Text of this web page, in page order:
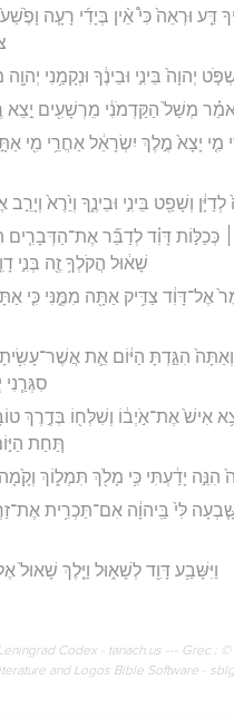
דַּ֤ע וּרְאֵה֙ כִּי֩ אֵ֨ין בְּיָדִ֜י רָעָ֤ה
יְהוָה֙ בֵּינִ֣י וּבֵינֶ֔ךָ וּנְקָמַ֥נִי
מְשַׁל֙ הַקַּדְמֹנִ֔י מֵרְשָׁעִ֖ים יֵ֣צֵא
מִ֤י יָצָא֙ מֶ֣לֶךְ יִשְׂרָאֵ֔ל אַחֲרֵ֥י מִ֖י
לְדַיָּ֔ן וְשָׁפַ֖ט בֵּינִ֣י וּבֵינֶ֑ךָ וְיֵ֙רֶא֙ וְיָרֵ֣ב
׀ כְּכַלּ֣וֹת דָּוִ֗ד לְדַבֵּ֞ר
שָׁא֔וּל הֲקֹלְךָ֥ זֶ֖ה בְּנִ֣י
אֶל־דָּוִ֔ד צַדִּ֥יק אַתָּ֖ה מִמֶּ֑נִּי כִּ֤י
הִגַּ֣דְתָּ הַיּ֔וֹם אֵ֛ת
סִגְּרַ֧נִי
אִישׁ֙ אֶת־אֹ֣יְב֔וֹ וְשִׁלְּח֖וֹ בְּדֶ֣רֶךְ
תַּ֚חַת
הִנֵּ֣ה יָדַ֔עְתִּי כִּ֥י מָלֹ֖ךְ תִּמְל֑וֹךְ
לִּי֙ בַּֽיהוָ֔ה אִם־תַּכְרִ֥ית
וַיִּשָּׁבַ֥ע דָּוִ֖ד לְשָׁא֑וּל וַיֵּ֤לֶךְ שָׁאוּל֙
Codex - tanach.us --- Grec : ©
and Logos Bible Software -